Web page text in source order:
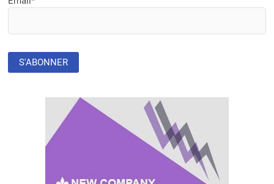
POUR
LES